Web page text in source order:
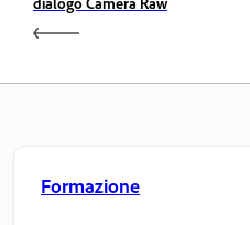
Formazione